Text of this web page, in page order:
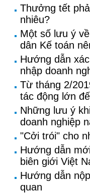
Thưởng tết
nhiêu?
Một số lưu ý
dân Kế toán
Hướng dẫn
nhập doanh
Từ tháng 2/
tác động lớn
Những lưu ý
doanh nghiệp
"Cởi trói" cho
Hướng dẫn
biên giới Việt
Hướng dẫn
quan